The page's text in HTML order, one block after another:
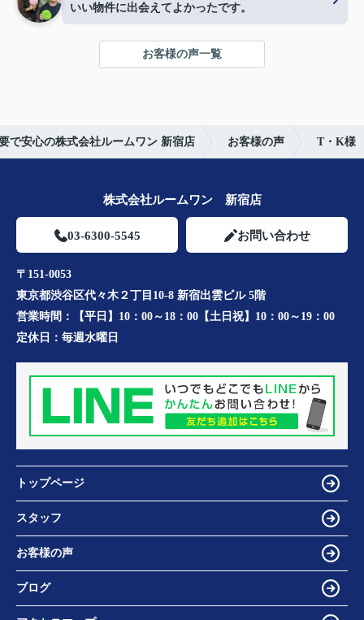
いい物件に出会えてよかったです。
お客様の声一覧
で安心の株式会社ルームワン 新宿店 お客様の声 T・K様
株式会社ルームワン 新宿店
03-6300-5545 お問い合わせ
〒151-0053
東京都渋谷区代々木２丁目10-8 新宿出雲ビル 5階
営業時間：
【平日】10：00～18：00【土日祝】10：00～19：00
定休日： 毎週水曜日
トップページ
スタッフ
お客様の声
ブログ